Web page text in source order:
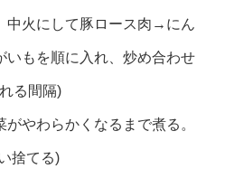
中火にして豚ロース肉→にん
もを順に入れ、炒め合わせ
る間隔)
やわらかくなるまで煮る。
捨てる)